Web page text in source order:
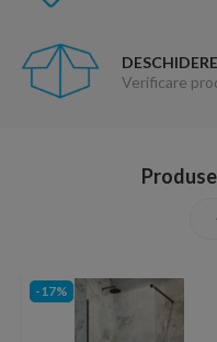
Verificare
-17%